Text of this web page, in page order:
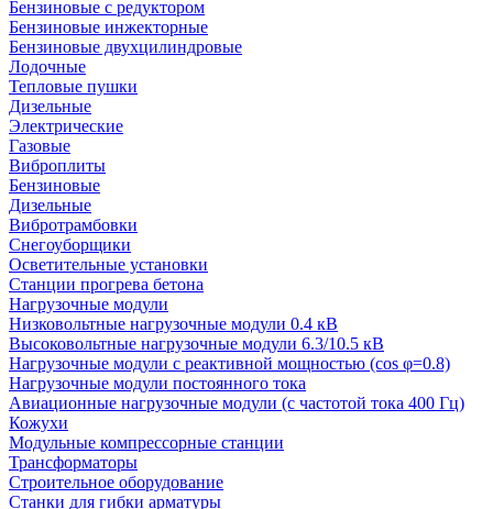
Бензиновые с редуктором
Бензиновые инжекторные
Бензиновые двухцилиндровые
Лодочные
Тепловые пушки
Дизельные
Электрические
Газовые
Виброплиты
Бензиновые
Дизельные
Вибротрамбовки
Снегоуборщики
Осветительные установки
Станции прогрева бетона
Нагрузочные модули
Низковольтные нагрузочные модули 0.4 кВ
Высоковольтные нагрузочные модули 6.3/10.5 кВ
Нагрузочные модули с реактивной мощностью (cos φ=0.8)
Нагрузочные модули постоянного тока
Авиационные нагрузочные модули (с частотой тока 400 Гц)
Кожухи
Модульные компрессорные станции
Трансформаторы
Строительное оборудование
Станки для гибки арматуры